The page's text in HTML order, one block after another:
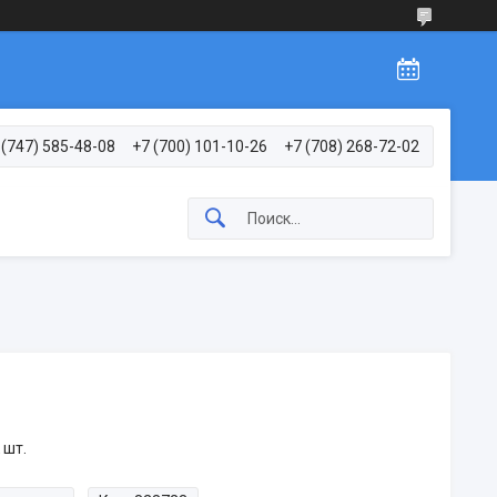
(747) 585-48-08 +7 (700) 101-10-26 +7 (708) 268-72-02